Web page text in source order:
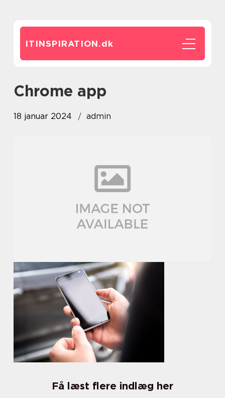
ITINSPIRATION.dk
chrome app
18 januar 2024 admin
Få læst flere indlæg her